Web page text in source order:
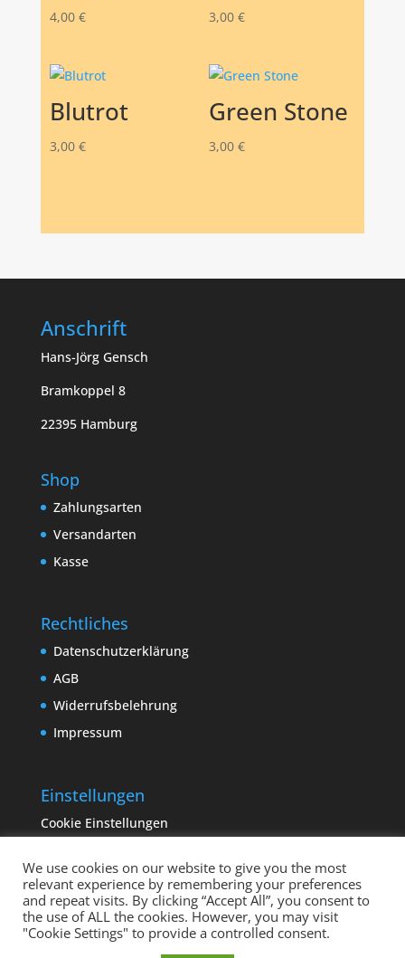
4,00 € 3,00 €
Blutrot
3,00 €
Green Stone
3,00 €
Anschrift
Hans-Jörg Gensch
Bramkoppel 8
22395 Hamburg
Shop
Zahlungsarten
Versandarten
Kasse
Rechtliches
Datenschutzerklärung
AGB
Widerrufsbelehrung
Impressum
Einstellungen
Cookie Einstellungen
We use cookies on our website to give you the most
relevant experience by remembering your preferences
and repeat visits. By clicking “Accept All”, you consent to
the use of ALL the cookies. However, you may visit
"Cookie Settings" to provide a controlled consent.